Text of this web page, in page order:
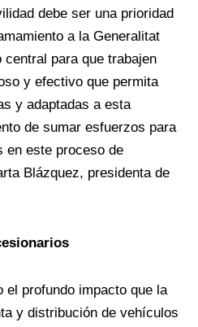
debe ser una prioridad
a la Generalitat
para que trabajen
y efectivo que permita
y adaptadas a esta
de sumar esfuerzos para
en este proceso de
Blázquez, presidenta de
el profundo impacto que la
y distribución de vehículos